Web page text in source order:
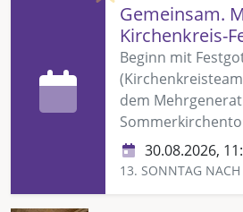
Gemeinsam.
Kirchenkreis-
Beginn mit
dem
30.08.2026,
13. SONNTAG NACH